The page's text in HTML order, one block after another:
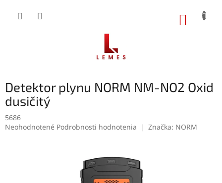
Detektor plynu NORM NM-NO2 Oxid
dusičitý
5686
Priemerné
Neohodnotené Podrobnosti hodnotenia Značka: NORM